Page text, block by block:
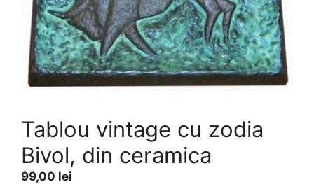
Tablou vintage cu zodia
Bivol, din ceramica
99,00 lei